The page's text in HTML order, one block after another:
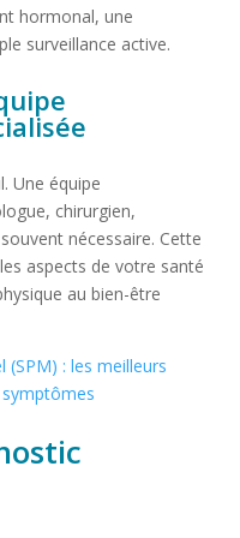
hormonal, une
surveillance active.
Une équipe
chirurgien,
nécessaire. Cette
aspects de votre santé
au bien-être
: les meilleurs